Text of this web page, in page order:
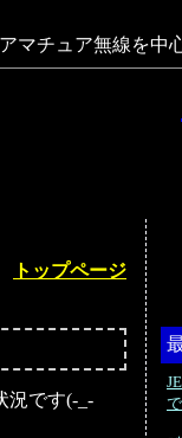
マチュア無線を中
トップページ
況です(-_-